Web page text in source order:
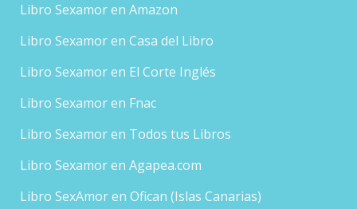
Libro Sexamor en Amazon
Libro Sexamor en Casa del Libro
Libro Sexamor en El Corte Inglés
Libro Sexamor en Fnac
Libro Sexamor en Todos tus Libros
Libro Sexamor en Agapea.com
Libro SexAmor en Ofican (Islas Canarias)